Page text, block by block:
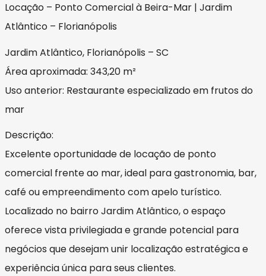
Locação – Ponto Comercial à Beira-Mar | Jardim
Atlântico – Florianópolis
Jardim Atlântico, Florianópolis – SC
Área aproximada: 343,20 m²
Uso anterior: Restaurante especializado em frutos do
mar
Descrição:
Excelente oportunidade de locação de ponto
comercial frente ao mar, ideal para gastronomia, bar,
café ou empreendimento com apelo turístico.
Localizado no bairro Jardim Atlântico, o espaço
oferece vista privilegiada e grande potencial para
negócios que desejam unir localização estratégica e
experiência única para seus clientes.